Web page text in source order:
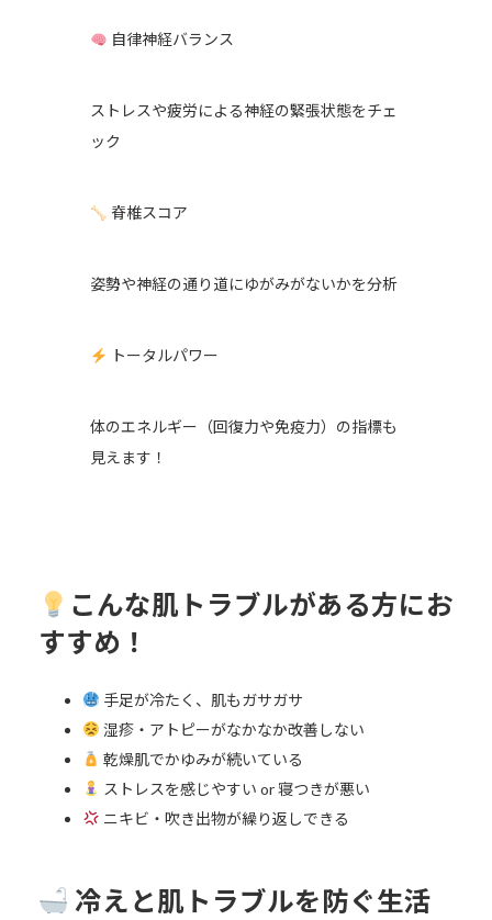
自律神経バランス
ストレスや疲労による神経の緊張状態をチェ
ック
脊椎スコア
姿勢や神経の通り道にゆがみがないかを分析
トータルパワー
体のエネルギー（回復力や免疫力）の指標も
見えます！
こんな肌トラブルがある方にお
すすめ！
手足が冷たく、肌もガサガサ
湿疹・アトピーがなかなか改善しない
乾燥肌でかゆみが続いている
ストレスを感じやすい or 寝つきが悪い
ニキビ・吹き出物が繰り返しできる
冷えと肌トラブルを防ぐ生活